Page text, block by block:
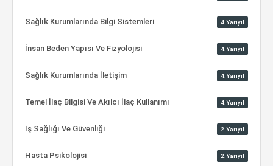
Sağlık Kurumlarında Bilgi Sistemleri 4.Yarıyıl
İnsan Beden Yapısı Ve Fizyolojisi 4.Yarıyıl
Sağlık Kurumlarında İletişim 4.Yarıyıl
Temel İlaç Bilgisi Ve Akılcı İlaç Kullanımı 4.Yarıyıl
İş Sağlığı Ve Güvenliği 2.Yarıyıl
Hasta Psikolojisi 2.Yarıyıl